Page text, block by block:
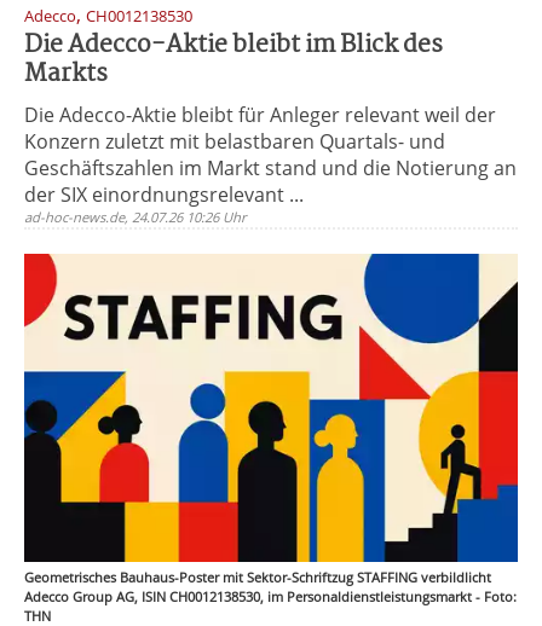
Adecco, CH0012138530
Die Adecco-Aktie bleibt im Blick des
Markts
Die Adecco-Aktie bleibt für Anleger relevant weil der
Konzern zuletzt mit belastbaren Quartals- und
Geschäftszahlen im Markt stand und die Notierung an
der SIX einordnungsrelevant ...
ad-hoc-news.de, 24.07.26 10:26 Uhr
Geometrisches Bauhaus-Poster mit Sektor-Schriftzug STAFFING verbildlicht
Adecco Group AG, ISIN CH0012138530, im Personaldienstleistungsmarkt - Foto:
THN